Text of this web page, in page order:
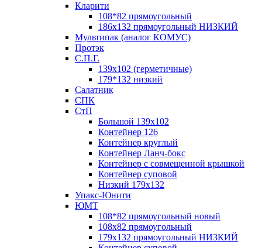
Кларити
108*82 прямоугольный
186х132 прямоугольный НИЗКИЙ
Мультипак (аналог КОМУС)
Протэк
С.П.Г.
139х102 (герметичные)
179*132 низкий
Салатник
СПК
СтП
Большой 139х102
Контейнер 126
Контейнер круглый
Контейнер Ланч-бокс
Контейнер с совмещенной крышкой
Контейнер суповой
Низкий 179х132
Упакс-Юнити
ЮМТ
108*82 прямоугольный новый
108х82 прямоугольный
179х132 прямоугольный НИЗКИЙ